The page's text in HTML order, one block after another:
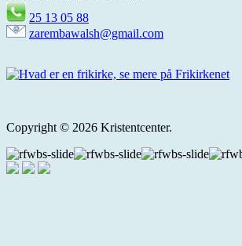
25 13 05 88
zarembawalsh@gmail.com
Copyright © 2026 Kristentcenter.